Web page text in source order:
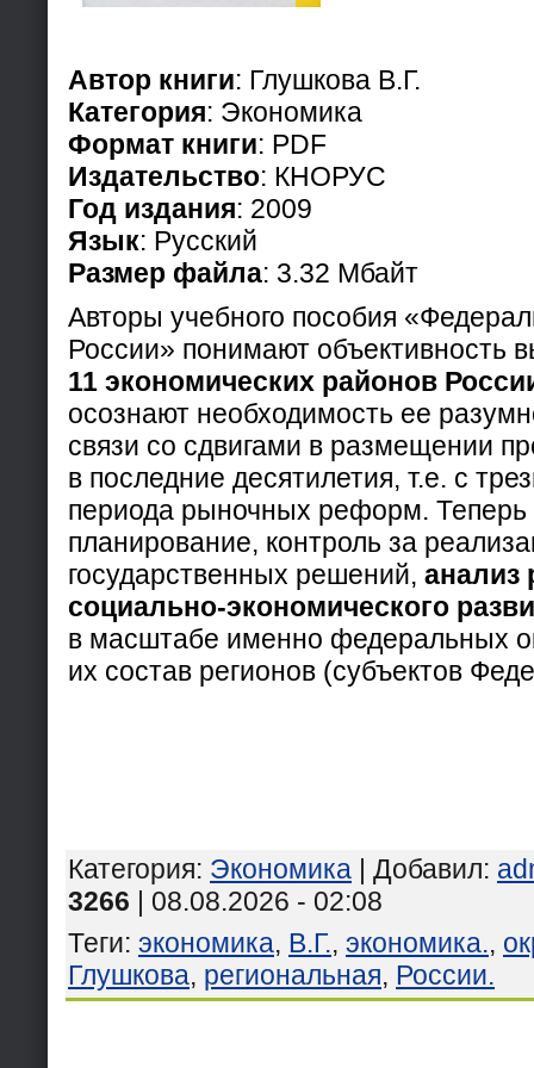
Автор книги: Глушкова В.Г.
Категория: Экономика
Формат книги: PDF
Издательство: КНОРУС
Год издания: 2009
Язык: Русский
Размер файла: 3.32 Мбайт
Авторы учебного пособия
России» понимают объективность
11 экономических районов
осознают необходимость ее
связи со сдвигами в размещении
в последние десятилетия, т.е. с
периода рыночных реформ. Теперь
планирование, контроль за
государственных решений, анализ
социально-экономического
в масштабе именно федеральных
их состав регионов (субъектов
Категория: Экономика | Добавил:
3266 | 08.08.2026 - 02:08
Теги: экономика, В.Г., экономика.,
Глушкова, региональная, России.